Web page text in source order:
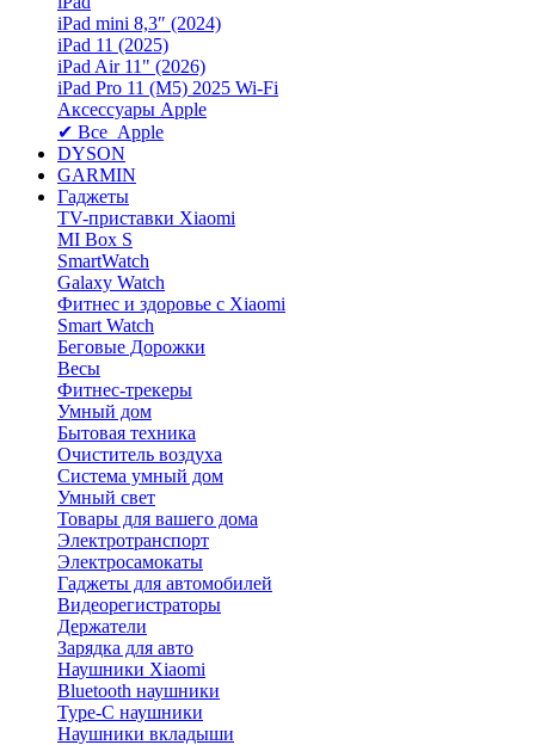
iPad mini 8,3″ (2024)
iPad 11 (2025)
iPad Air 11" (2026)
iPad Pro 11 (M5) 2025 Wi-Fi
Аксессуары Apple
✔ Все Apple
DYSON
GARMIN
Гаджеты
TV-приставки Xiaomi
MI Box S
SmartWatch
Galaxy Watch
Фитнес и здоровье с Xiaomi
Smart Watch
Беговые Дорожки
Весы
Фитнес-трекеры
Умный дом
Бытовая техника
Очиститель воздуха
Система умный дом
Умный свет
Товары для вашего дома
Электротранспорт
Электросамокаты
Гаджеты для автомобилей
Видеорегистраторы
Держатели
Зарядка для авто
Наушники Xiaomi
Bluetooth наушники
Type-C наушники
Наушники вкладыши